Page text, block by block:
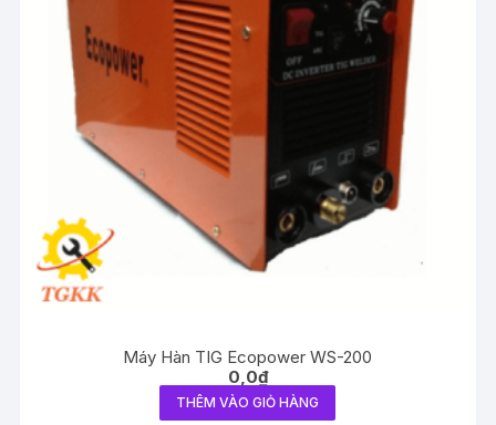
Máy Hàn TIG Ecopower WS-200
0,0₫
THÊM VÀO GIỎ HÀNG